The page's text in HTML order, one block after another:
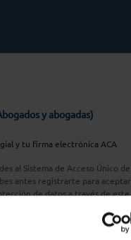
y abogadas)
y tu firma electrónica ACA
al Sistema de Acceso Único de
antes registrarte para aceptar
de datos a través de este